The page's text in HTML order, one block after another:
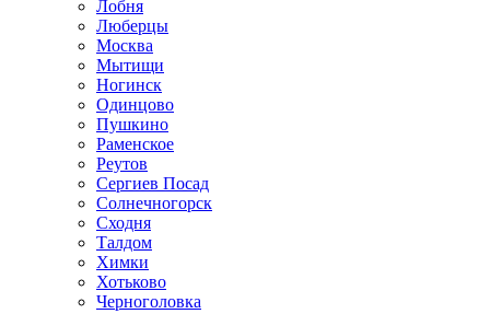
Лобня
Люберцы
Москва
Мытищи
Ногинск
Одинцово
Пушкино
Раменское
Реутов
Сергиев Посад
Солнечногорск
Сходня
Талдом
Химки
Хотьково
Черноголовка